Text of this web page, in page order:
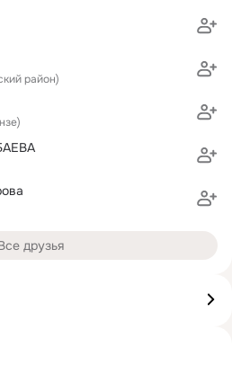
район)
друзья